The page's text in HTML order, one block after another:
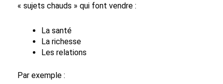
« sujets chauds » qui font vendre :
La santé
La richesse
Les relations
Par exemple :